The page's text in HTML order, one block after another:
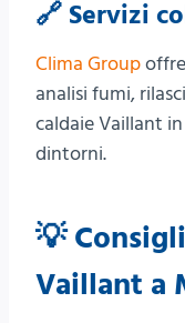
🔗 Servizi
Clima Group
analisi fumi,
caldaie Vaillant
dintorni.
💡
Vaillant a